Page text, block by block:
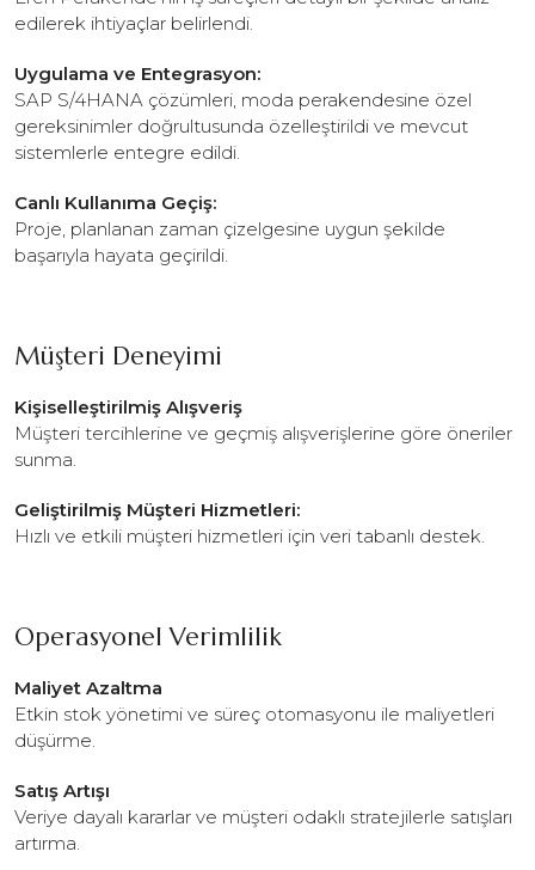
edilerek ihtiyaçlar belirlendi.
Uygulama ve Entegrasyon:
SAP S/4HANA çözümleri, moda perakendesine özel
gereksinimler doğrultusunda özelleştirildi ve mevcut
sistemlerle entegre edildi.
Canlı Kullanıma Geçiş:
Proje, planlanan zaman çizelgesine uygun şekilde
başarıyla hayata geçirildi.
Müşteri Deneyimi
Kişiselleştirilmiş Alışveriş
Müşteri tercihlerine ve geçmiş alışverişlerine göre öneriler
sunma.
Geliştirilmiş Müşteri Hizmetleri:
Hızlı ve etkili müşteri hizmetleri için veri tabanlı destek.
Operasyonel Verimlilik
Maliyet Azaltma
Etkin stok yönetimi ve süreç otomasyonu ile maliyetleri
düşürme.
Satış Artışı
Veriye dayalı kararlar ve müşteri odaklı stratejilerle satışları
artırma.